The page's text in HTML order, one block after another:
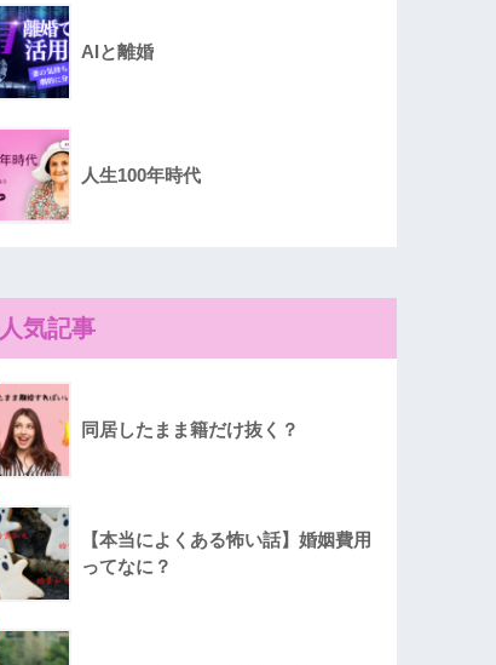
AIと離婚
人生100年時代
人気記事
同居したまま籍だけ抜く？
【本当によくある怖い話】婚姻費用
ってなに？